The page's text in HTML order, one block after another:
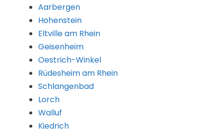
Aarbergen
Hohenstein
Eltville am Rhein
Geisenheim
Oestrich-Winkel
Rüdesheim am Rhein
Schlangenbad
Lorch
Walluf
Kiedrich